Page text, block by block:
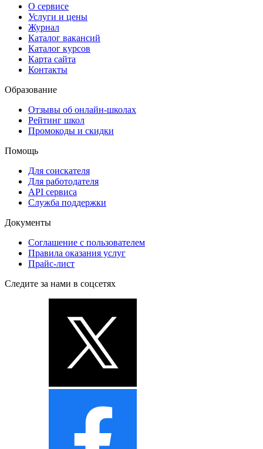
О сервисе
Услуги и цены
Журнал
Каталог вакансий
Каталог курсов
Карта сайта
Контакты
Образование
Отзывы об онлайн-школах
Рейтинг школ
Промокоды и скидки
Помощь
Для соискателя
Для работодателя
API сервиса
Служба поддержки
Документы
Соглашение с пользователем
Правила оказания услуг
Прайс-лист
Следите за нами в соцсетях